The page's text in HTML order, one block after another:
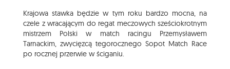
Krajowa stawka będzie w tym roku bardzo mocna, na
czele z wracającym do regat meczowych sześciokrotnym
mistrzem Polski w match racingu Przemysławem
Tarnackim, zwycięzcą tegorocznego Sopot Match Race
po rocznej przerwie w ściganiu.